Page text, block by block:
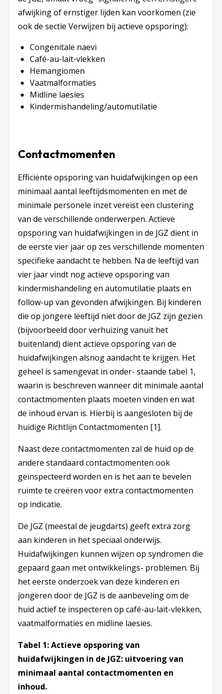
afwijking of ernstiger lijden kan voorkomen (zie
ook de sectie Verwijzen bij actieve opsporing):
Congenitale naevi
Café-au-lait-vlekken
Hemangiomen
Vaatmalformaties
Midline laesies
Kindermishandeling/automutilatie
Contactmomenten
Efficiënte opsporing van huidafwijkingen op een
minimaal aantal leeftijdsmomenten en met de
minimale personele inzet vereist een clustering
van de verschillende onderwerpen. Actieve
opsporing van huidafwijkingen in de JGZ dient in
de eerste vier jaar op zes verschillende momenten
specifieke aandacht te hebben. Na de leeftijd van
vier jaar vindt nog actieve opsporing van
kindermishandeling en automutilatie plaats en
follow-up van gevonden afwijkingen. Bij kinderen
die op jongere leeftijd niet door de JGZ zijn gezien
(bijvoorbeeld door verhuizing vanuit het
buitenland) dient actieve opsporing van de
huidafwijkingen alsnog aandacht te krijgen. Het
geheel is samengevat in onder- staande tabel 1,
waarin is beschreven wanneer dit minimale aantal
contactmomenten plaats moeten vinden en wat
de inhoud ervan is. Hierbij is aangesloten bij de
huidige Richtlijn Contactmomenten [1].
Naast deze contactmomenten zal de huid op de
andere standaard contactmomenten ook
geïnspecteerd worden en is het aan te bevelen
ruimte te creëren voor extra contactmomenten
op indicatie.
De JGZ (meestal de jeugdarts) geeft extra zorg
aan kinderen in het speciaal onderwijs.
Huidafwijkingen kunnen wijzen op syndromen die
gepaard gaan met ontwikkelings- problemen. Bij
het eerste onderzoek van deze kinderen en
jongeren door de JGZ is de aanbeveling om de
huid actief te inspecteren op café-au-lait-vlekken,
vaatmalformaties en midline laesies.
Tabel 1: Actieve opsporing van
huidafwijkingen in de JGZ: uitvoering van
minimaal aantal contactmomenten en
inhoud.